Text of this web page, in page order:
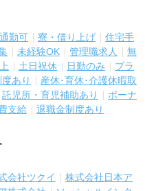
勤可 寮・借り上げ
住宅手
未経験OK 管理職求人
無
土日祝休 日勤のみ
ブラ
あり
産休･育休･介護休暇取
託児所・育児補助あり
ボーナ
支給 退職金制度あり
会社ツクイ
株式会社日本ア